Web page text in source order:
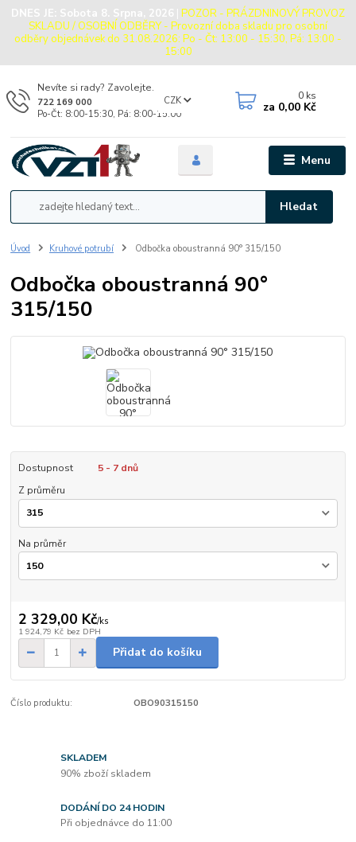
DNES JE: Sobota 8. Srpna, 2026 | POZOR - PRÁZDNINOVÝ PROVOZ
SKLADU / OSOBNÍ ODBĚRY - Provozní doba skladu pro osobní
odběry objednávek do 31.08.2026: Po - Čt: 13:00 - 15:30, Pá: 13:00 -
15:00
Menu
CZK
Hledat
Nevíte si rady? Zavolejte.
722 169 000
Po-Čt: 8:00-15:30, Pá: 8:00-15:00
0 ks
za 0,00 Kč
Úvod Kruhové potrubí Odbočka oboustranná 90° 315/150
Odbočka oboustranná 90°
315/150
Dostupnost
5 - 7 dnů
Z průměru
Na průměr
2 329,00 Kč/ks
1 924,79 Kč bez DPH
Přidat do košíku
Číslo produktu: OBO90315150
SKLADEM
90% zboží skladem
DODÁNÍ DO 24 HODIN
Při objednávce do 11:00